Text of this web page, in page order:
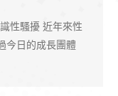
性騷擾 近年來性
今日的成長團體